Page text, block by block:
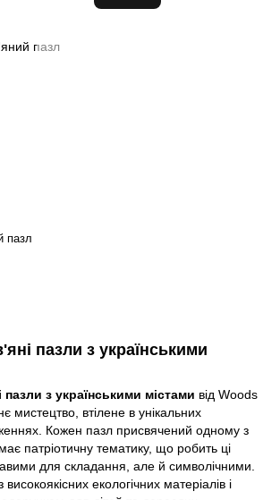
пазл
пазли з українськими
пазли з українськими містами від Woods
мистецтво, втілене в унікальних
Кожен пазл присвячений одному з
має патріотичну тематику, що робить ці
для складання, але й символічними.
екологічних матеріалів і